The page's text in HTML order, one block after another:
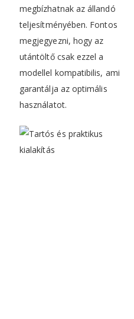
megbízhatnak az állandó
teljesítményében. Fontos
megjegyezni, hogy az
utántöltő csak ezzel a
modellel kompatibilis, ami
garantálja az optimális
használatot.